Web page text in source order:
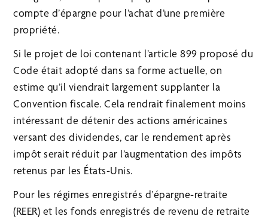
compte d’épargne pour l’achat d’une première
propriété.
Si le projet de loi contenant l’article 899 proposé du
Code était adopté dans sa forme actuelle, on
estime qu’il viendrait largement supplanter la
Convention fiscale. Cela rendrait finalement moins
intéressant de détenir des actions américaines
versant des dividendes, car le rendement après
impôt serait réduit par l’augmentation des impôts
retenus par les États-Unis.
Pour les régimes enregistrés d’épargne-retraite
(REER) et les fonds enregistrés de revenu de retraite